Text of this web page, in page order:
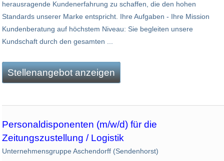
herausragende Kundenerfahrung zu schaffen, die den hohen
Standards unserer Marke entspricht. Ihre Aufgaben - Ihre Mission
Kundenberatung auf höchstem Niveau: Sie begleiten unsere
Kundschaft durch den gesamten ...
Stellenangebot anzeigen
Personaldisponenten (m/w/d) für die
Zeitungszustellung / Logistik
Unternehmensgruppe Aschendorff (Sendenhorst)